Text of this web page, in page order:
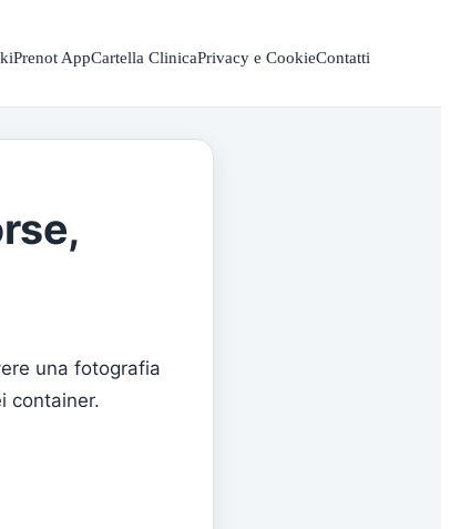
Prenot AppCartella ClinicaPrivacy e CookieContatti
una fotografia
container.